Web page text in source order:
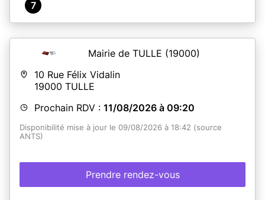
7
Mairie de TULLE (19000)
10 Rue Félix Vidalin
19000 TULLE
Prochain RDV : 11/08/2026 à 09:20
Disponibilité mise à jour le 09/08/2026 à 18:42 (source
ANTS)
Prendre rendez-vous